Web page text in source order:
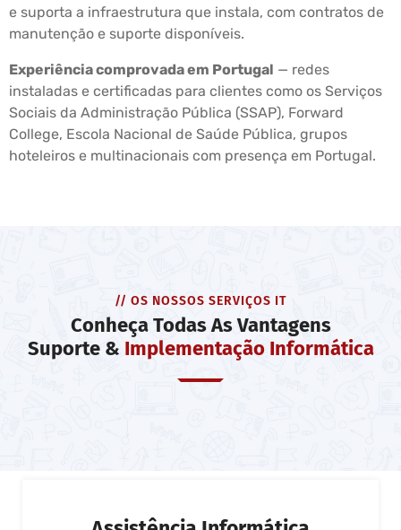
e suporta a infraestrutura que instala, com contratos de
manutenção e suporte disponíveis.
Experiência comprovada em Portugal — redes
instaladas e certificadas para clientes como os Serviços
Sociais da Administração Pública (SSAP), Forward
College, Escola Nacional de Saúde Pública, grupos
hoteleiros e multinacionais com presença em Portugal.
// OS NOSSOS SERVIÇOS IT
Conheça Todas As Vantagens
Suporte & Implementação Informática